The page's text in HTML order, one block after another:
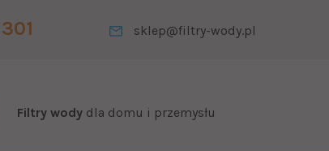
sklep@filtry-wody.pl
Filtry wody dla domu i przemysłu